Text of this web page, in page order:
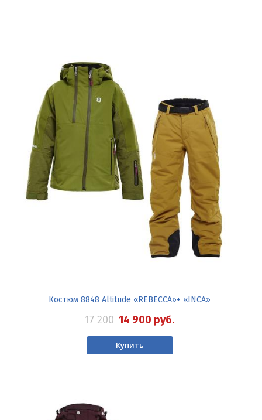
Костюм 8848 Altitude «REBECCA»+ «INCA»
17 200 14 900 руб.
Купить